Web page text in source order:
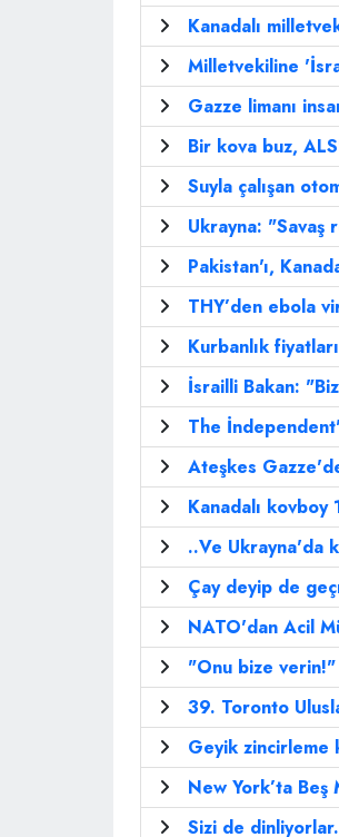
Kanadalı
Milletvekiline
Gazze limanı
Bir kova buz,
Suyla çalışan
Ukrayna: "Savaş
Pakistan'ı,
THY’den ebola
Kurbanlık
İsrailli Bakan:
The
Ateşkes
Kanadalı kovboy
..Ve Ukrayna'da
Çay deyip de
NATO'dan Acil
"Onu bize verin!"
39. Toronto
Geyik zincirleme
New York’ta
Sizi de